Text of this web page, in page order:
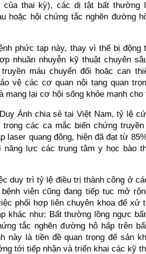
thai kỳ), các dị tật bất thường
hoặc hội chứng tắc nghẽn đường
phức tạp này, thay vì thế bị động
nhuần nhuyễn kỹ thuật chuyên
máu chuyển đổi hoặc can
vệ các cơ quan nội tạng quan
mang lại cơ hội sống khỏe mạnh cho
Ánh chia sẻ tại Việt Nam, tỷ lệ
trong các ca mắc biến chứng
laser quang đông, hiện đã đạt từ
lực các trung tâm y học bào
duy trì tỷ lệ điều trị thành công ở
viện cũng đang tiếp tục mở
phối hợp liên chuyên khoa để xử
khác như: Bất thường lồng ngực
tắc nghẽn đường hô hấp trên
này là tiền đề quan trọng để sản
tới tiếp nhận và triển khai các kỹ